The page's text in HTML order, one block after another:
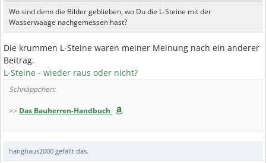
Wo sind denn die Bilder geblieben, wo Du die L-Steine mit der
Wasserwaage nachgemessen hast?
Die krummen L-Steine waren meiner Meinung nach ein anderer
Beitrag.
L-Steine - wieder raus oder nicht?
Schnäppchen:
>> Das Bauherren-Handbuch
hanghaus2000 gefällt das.